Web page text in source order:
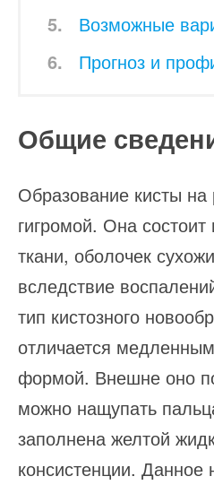
Возможные
Прогноз и
Общие
Образование кисты
гигромой. Она
ткани, оболочек
вследствие
тип кистозного
отличается
формой. Внешне оно
можно нащупать
заполнена желтой
консистенции. Данное